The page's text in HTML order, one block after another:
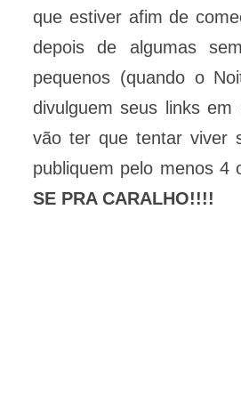
que estiver afim de
depois de algumas
pequenos (quando o
divulguem seus links
vão ter que tentar viver
publiquem pelo menos 4
SE PRA CARALHO!!!!